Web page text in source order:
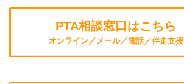
PTA相談窓口はこちら
オンライン／メール／電話／伴走支援